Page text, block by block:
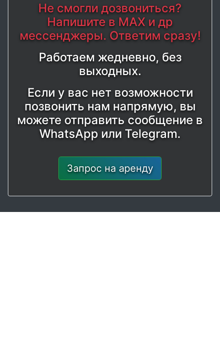
Не смогли дозвониться?
Напишите в MAX и др
мессенджеры. Ответим сразу!
Работаем жедневно, без
выходных.
Если у вас нет возможности
позвонить нам напрямую, вы
можете отправить сообщение в
WhatsApp или Telegram.
Запрос на аренду